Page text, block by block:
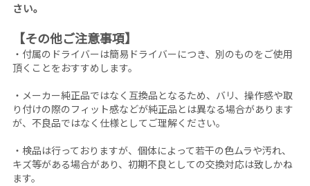
さい。
【その他ご注意事項】
・付属のドライバーは簡易ドライバーにつき、別のものをご使用
頂くことをおすすめします。
・メーカー純正品ではなく互換品となるため、バリ、操作感や取
り付けの際のフィット感などが純正品とは異なる場合があります
が、不良品ではなく仕様としてご理解ください。
・検品は行っておりますが、個体によって若干の色ムラや汚れ、
キズ等がある場合があり、初期不良としての交換対応は致しかね
ます。